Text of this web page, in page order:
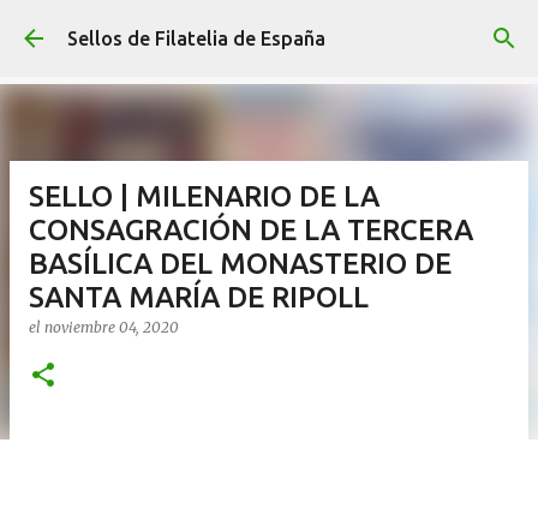
Ir al contenido principal
Sellos de Filatelia de España
SELLO | MILENARIO DE LA
CONSAGRACIÓN DE LA TERCERA
BASÍLICA DEL MONASTERIO DE
SANTA MARÍA DE RIPOLL
el noviembre 04, 2020